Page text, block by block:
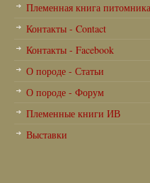
Племенная книга питомника
Контакты - Contact
Контакты - Facebook
О породе - Статьи
О породе - Форум
Племенные книги ИВ
Выставки